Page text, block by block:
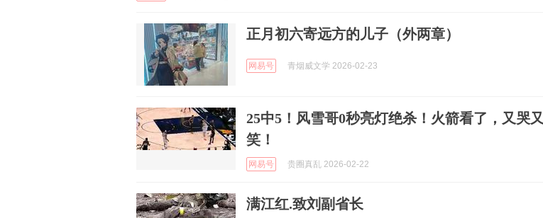
正月初六寄远方的儿子（外两章）
网易号 青烟威文学 2026-02-23
25中5！风雪哥0秒亮灯绝杀！火箭看了，又哭又
笑！
网易号 贵圈真乱 2026-02-22
满江红.致刘副省长